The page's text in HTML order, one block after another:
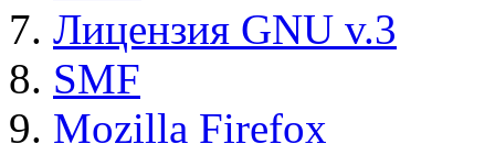
Лицензия GNU v.3
SMF
Mozilla Firefox